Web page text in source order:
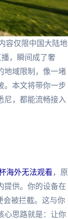
容仅限中国大陆地
，瞬间成了奢
地域限制，像一堵
。本文将带你一步
尼，都能流畅接入
海外无法观看 ，原
提供。你的设备在
会被拦截。这与你
心思路就是：让你